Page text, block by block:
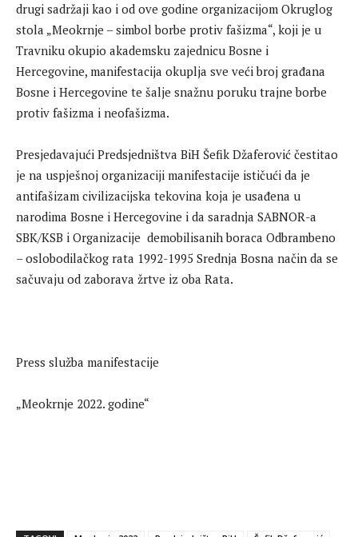
drugi sadržaji kao i od ove godine organizacijom Okruglog
stola „Meokrnje – simbol borbe protiv fašizma“, koji je u
Travniku okupio akademsku zajednicu Bosne i
Hercegovine, manifestacija okuplja sve veći broj građana
Bosne i Hercegovine te šalje snažnu poruku trajne borbe
protiv fašizma i neofašizma.
Presjedavajući Predsjedništva BiH Šefik Džaferović čestitao
je na uspješnoj organizaciji manifestacije ističući da je
antifašizam civilizacijska tekovina koja je usađena u
narodima Bosne i Hercegovine i da saradnja SABNOR-a
SBK/KSB i Organizacije demobilisanih boraca Odbrambeno
– oslobodilačkog rata 1992-1995 Srednja Bosna način da se
sačuvaju od zaborava žrtve iz oba Rata.
Press služba manifestacije
„Meokrnje 2022. godine“